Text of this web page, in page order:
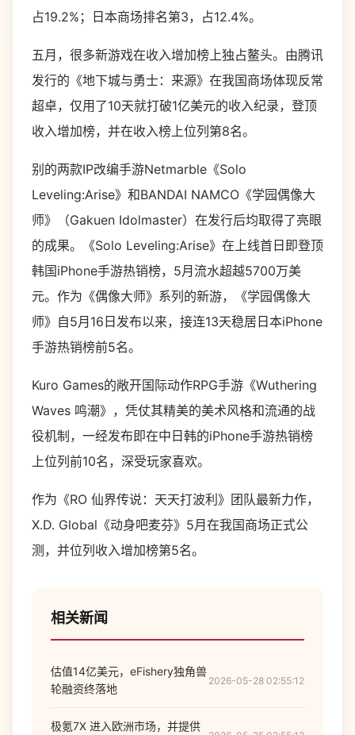
占19.2%；日本商场排名第3，占12.4%。
五月，很多新游戏在收入增加榜上独占鳌头。由腾讯
发行的《地下城与勇士：来源》在我国商场体现反常
超卓，仅用了10天就打破1亿美元的收入纪录，登顶
收入增加榜，并在收入榜上位列第8名。
别的两款IP改编手游Netmarble《Solo
Leveling:Arise》和BANDAI NAMCO《学园偶像大
师》（Gakuen Idolmaster）在发行后均取得了亮眼
的成果。《Solo Leveling:Arise》在上线首日即登顶
韩国iPhone手游热销榜，5月流水超越5700万美
元。作为《偶像大师》系列的新游，《学园偶像大
师》自5月16日发布以来，接连13天稳居日本iPhone
手游热销榜前5名。
Kuro Games的敞开国际动作RPG手游《Wuthering
Waves 鸣潮》，凭仗其精美的美术风格和流通的战
役机制，一经发布即在中日韩的iPhone手游热销榜
上位列前10名，深受玩家喜欢。
作为《RO 仙界传说：天天打波利》团队最新力作，
X.D. Global《动身吧麦芬》5月在我国商场正式公
测，并位列收入增加榜第5名。
相关新闻
估值14亿美元，eFishery独角兽
轮融资终落地
2026-05-28 02:55:12
极氪7X 进入欧洲市场，并提供